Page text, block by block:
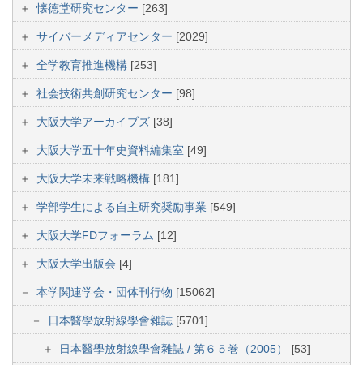
懐徳堂研究センター [263]
サイバーメディアセンター [2029]
全学教育推進機構 [253]
社会技術共創研究センター [98]
大阪大学アーカイブズ [38]
大阪大学五十年史資料編集室 [49]
大阪大学未来戦略機構 [181]
学部学生による自主研究奨励事業 [549]
大阪大学FDフォーラム [12]
大阪大学出版会 [4]
本学関連学会・団体刊行物 [15062]
日本醫學放射線學會雜誌 [5701]
日本醫學放射線學會雜誌 / 第６５巻（2005） [53]